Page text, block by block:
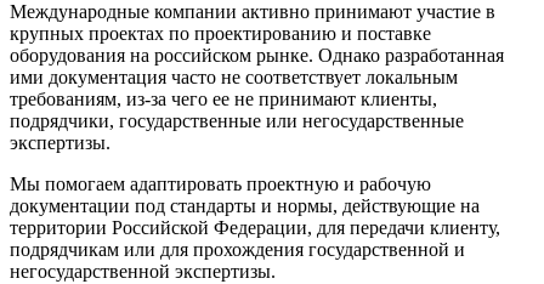
Международные компании активно принимают участие в
крупных проектах по проектированию и поставке
оборудования на российском рынке. Однако разработанная
ими документация часто не соответствует локальным
требованиям, из-за чего ее не принимают клиенты,
подрядчики, государственные или негосударственные
экспертизы.
Мы помогаем адаптировать проектную и рабочую
документации под стандарты и нормы, действующие на
территории Российской Федерации, для передачи клиенту,
подрядчикам или для прохождения государственной и
негосударственной экспертизы.